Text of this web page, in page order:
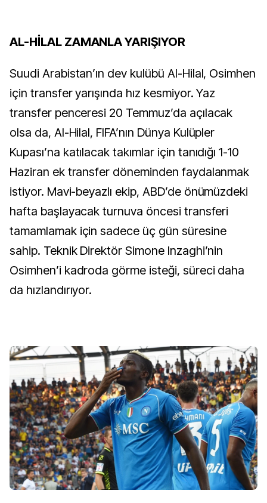
AL-HİLAL ZAMANLA YARIŞIYOR
Suudi Arabistan’ın dev kulübü Al-Hilal, Osimhen
için transfer yarışında hız kesmiyor. Yaz
transfer penceresi 20 Temmuz’da açılacak
olsa da, Al-Hilal, FIFA’nın Dünya Kulüpler
Kupası’na katılacak takımlar için tanıdığı 1-10
Haziran ek transfer döneminden faydalanmak
istiyor. Mavi-beyazlı ekip, ABD’de önümüzdeki
hafta başlayacak turnuva öncesi transferi
tamamlamak için sadece üç gün süresine
sahip. Teknik Direktör Simone Inzaghi’nin
Osimhen’i kadroda görme isteği, süreci daha
da hızlandırıyor.